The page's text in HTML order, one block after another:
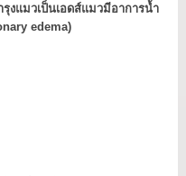
งแมวเป็นเอดส์แมวมีอาการน้ำ
edema)